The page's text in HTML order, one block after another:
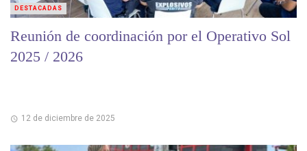
Reunión de coordinación por el Operativo Sol
2025 / 2026
12 de diciembre de 2025
DESTACADAS